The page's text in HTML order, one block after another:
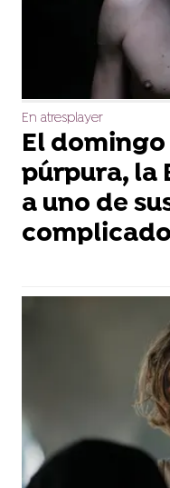
En atresplayer
El domingo
púrpura, la
a uno de